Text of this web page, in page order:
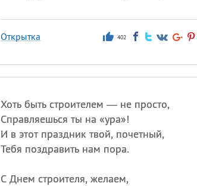
Открытка 402
Хоть быть строителем — не просто,
Справляешься ты на «ура»!
И в этот праздник твой, почетный,
Тебя поздравить нам пора.
С Днем строителя, желаем,